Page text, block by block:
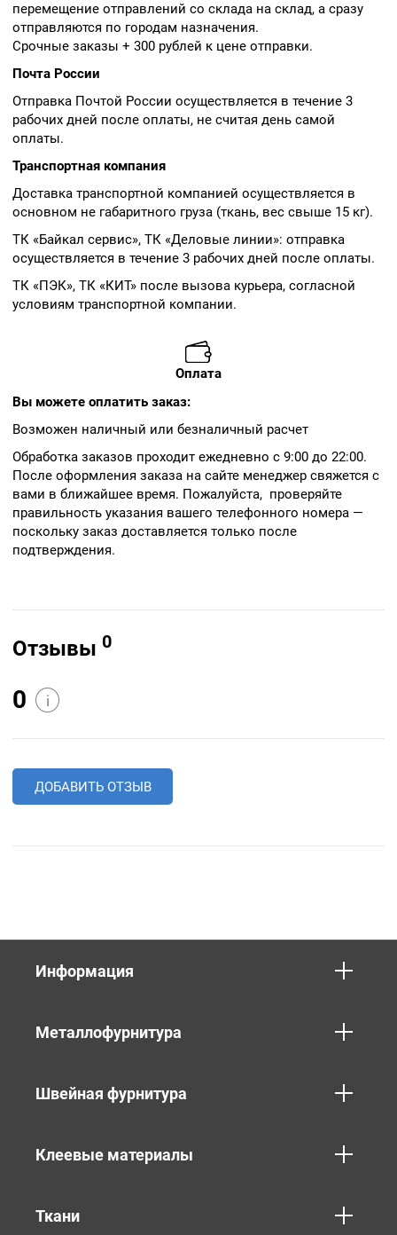
перемещение отправлений со склада на склад, а сразу
отправляются по городам назначения.
Срочные заказы + 300 рублей к цене отправки.
Почта России
Отправка Почтой России осуществляется в течение 3
рабочих дней после оплаты, не считая день самой
оплаты.
Транспортная компания
Доставка транспортной компанией осуществляется в
основном не габаритного груза (ткань, вес свыше 15 кг).
ТК «Байкал сервис», ТК «Деловые линии»: отправка
осуществляется в течение 3 рабочих дней после оплаты.
ТК «ПЭК», ТК «КИТ» после вызова курьера, согласной
условиям транспортной компании.
Оплата
Вы можете оплатить заказ:
Возможен наличный или безналичный расчет
Обработка заказов проходит ежедневно с 9:00 до 22:00.
После оформления заказа на сайте менеджер свяжется с
вами в ближайшее время. Пожалуйста, проверяйте
правильность указания вашего телефонного номера —
поскольку заказ доставляется только после
подтверждения.
Отзывы 0
0 i
ДОБАВИТЬ ОТЗЫВ
Информация
Металлофурнитура
Швейная фурнитура
Клеевые материалы
Ткани